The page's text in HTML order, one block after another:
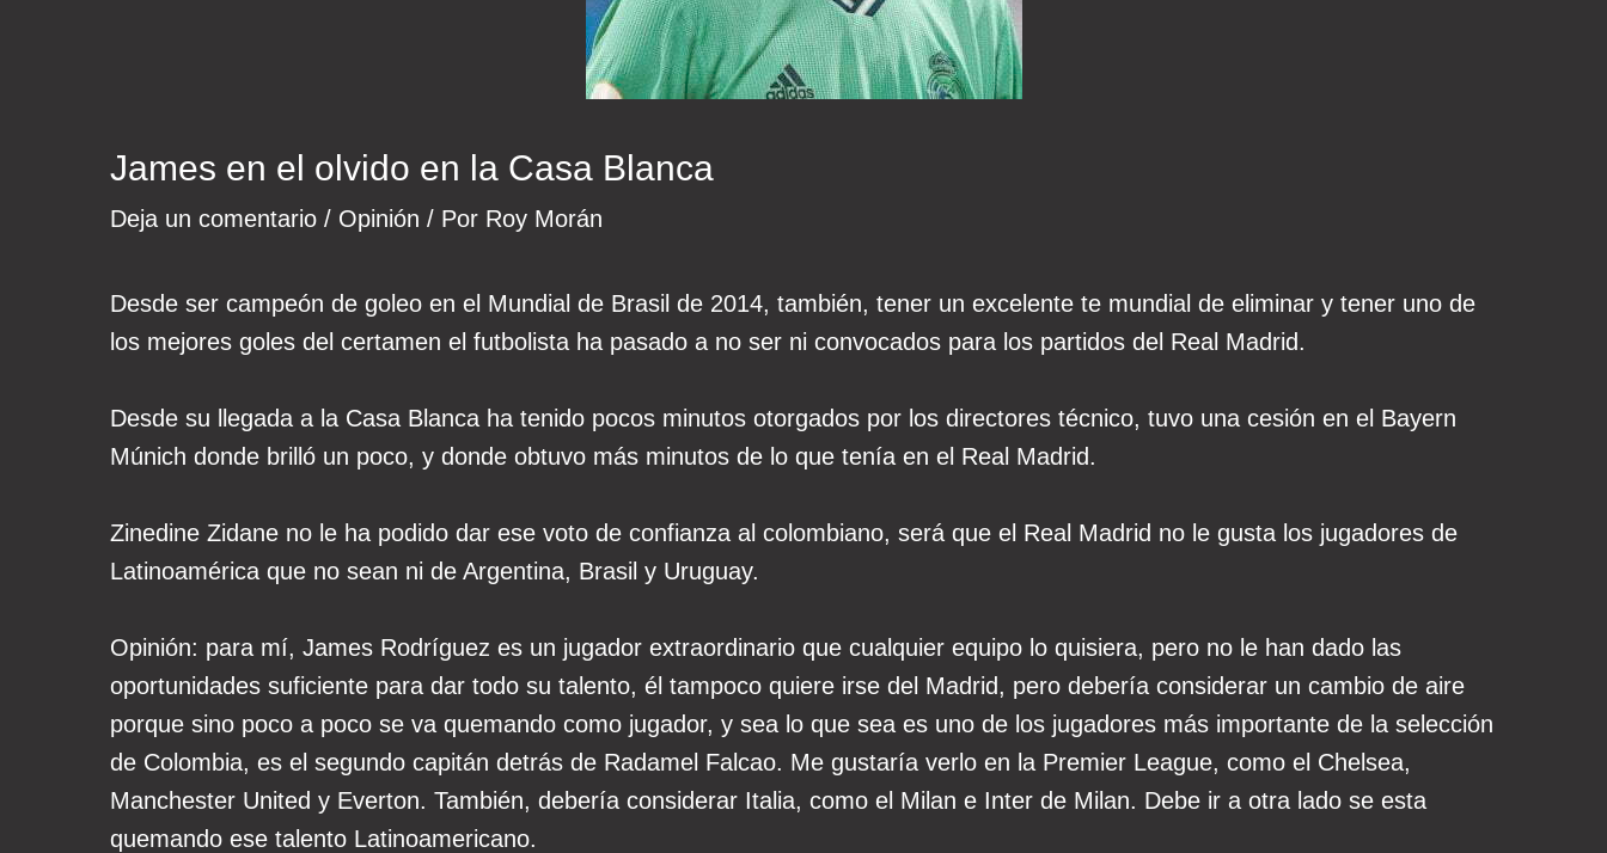
James en el olvido en la Casa Blanca
Deja un comentario / Opinión / Por Roy Morán
Desde ser campeón de goleo en el Mundial de Brasil de 2014, también, tener un excelente te mundial de eliminar y tener uno de
los mejores goles del certamen el futbolista ha pasado a no ser ni convocados para los partidos del Real Madrid.
Desde su llegada a la Casa Blanca ha tenido pocos minutos otorgados por los directores técnico, tuvo una cesión en el Bayern
Múnich donde brilló un poco, y donde obtuvo más minutos de lo que tenía en el Real Madrid.
Zinedine Zidane no le ha podido dar ese voto de confianza al colombiano, será que el Real Madrid no le gusta los jugadores de
Latinoamérica que no sean ni de Argentina, Brasil y Uruguay.
Opinión: para mí, James Rodríguez es un jugador extraordinario que cualquier equipo lo quisiera, pero no le han dado las
oportunidades suficiente para dar todo su talento, él tampoco quiere irse del Madrid, pero debería considerar un cambio de aire
porque sino poco a poco se va quemando como jugador, y sea lo que sea es uno de los jugadores más importante de la selección
de Colombia, es el segundo capitán detrás de Radamel Falcao. Me gustaría verlo en la Premier League, como el Chelsea,
Manchester United y Everton. También, debería considerar Italia, como el Milan e Inter de Milan. Debe ir a otra lado se esta
quemando ese talento Latinoamericano.